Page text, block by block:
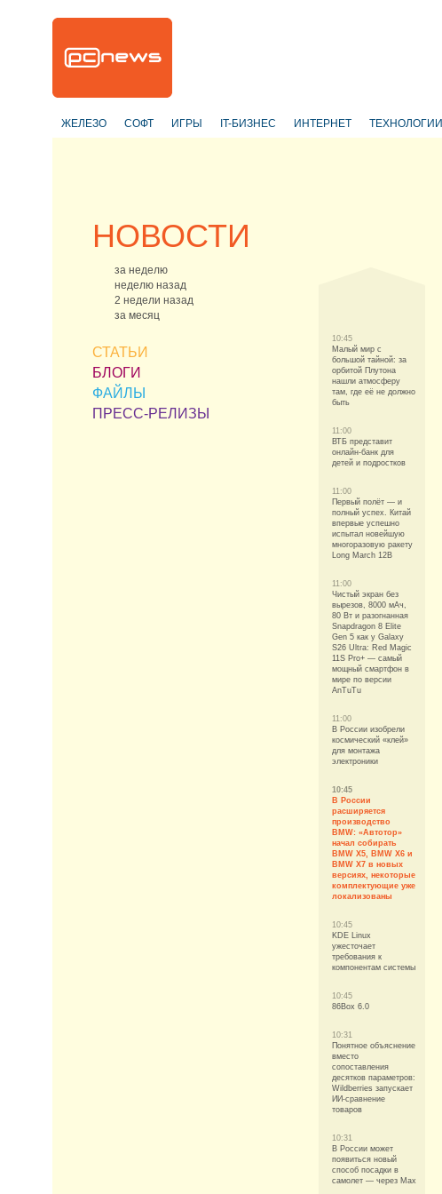
ЖЕЛЕЗО СОФТ ИГРЫ IT-БИЗНЕС ИНТЕРНЕТ ТЕХНОЛОГИИ
НОВОСТИ
за неделю
неделю назад
2 недели назад
за месяц
СТАТЬИ
БЛОГИ
ФАЙЛЫ
ПРЕСС-РЕЛИЗЫ
10:45
Малый мир с
большой тайной: за
орбитой Плутона
нашли атмосферу
там, где её не должно
быть
11:00
ВТБ представит
онлайн-банк для
детей и подростков
11:00
Первый полёт — и
полный успех. Китай
впервые успешно
испытал новейшую
многоразовую ракету
Long March 12B
11:00
Чистый экран без
вырезов, 8000 мАч,
80 Вт и разогнанная
Snapdragon 8 Elite
Gen 5 как у Galaxy
S26 Ultra: Red Magic
11S Pro+ — самый
мощный смартфон в
мире по версии
AnTuTu
11:00
В России изобрели
космический «клей»
для монтажа
электроники
10:45
В России
расширяется
производство
BMW: «Автотор»
начал собирать
BMW X5, BMW X6 и
BMW X7 в новых
версиях, некоторые
комплектующие уже
локализованы
10:45
KDE Linux
ужесточает
требования к
компонентам системы
10:45
86Box 6.0
10:31
Понятное объяснение
вместо
сопоставления
десятков параметров:
Wildberries запускает
ИИ-сравнение
товаров
10:31
В России может
появиться новый
способ посадки в
самолет — через Max